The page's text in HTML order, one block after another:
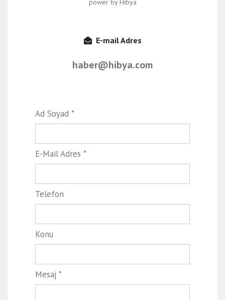
power by Hibya
E-mail Adres
haber@hibya.com
Ad Soyad *
E-Mail Adres *
Telefon
Konu
Mesaj *